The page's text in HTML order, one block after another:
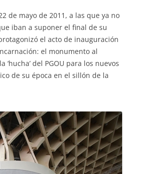
de mayo de 2011, a las que ya no
iban a suponer el final de su
el acto de inauguración
el monumento al
del PGOU para los nuevos
de su época en el sillón de la